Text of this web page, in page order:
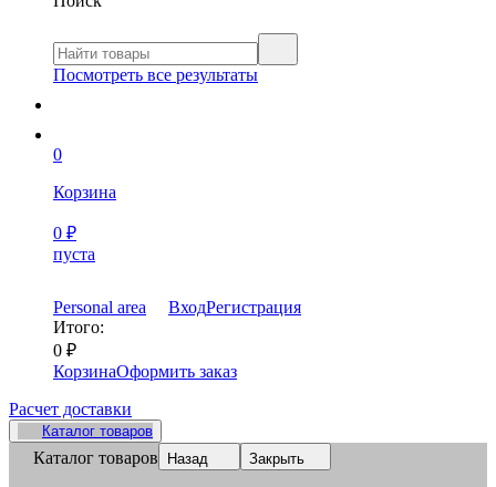
Посмотреть все результаты
0
Корзина
0 ₽
пуста
Personal area ВходРегистрация
Итого:
0 ₽
КорзинаОформить заказ
Расчет доставки
Каталог товаров
Каталог товаров Назад Закрыть